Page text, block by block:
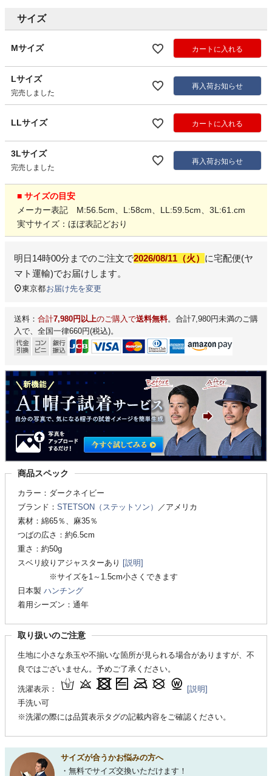
サイズ
Mサイズ カートに入れる
Lサイズ
完売しました
再入荷お知らせ
LLサイズ カートに入れる
3Lサイズ
完売しました
再入荷お知らせ
■ サイズの目安
メーカー表記 M:56.5cm、L:58cm、LL:59.5cm、3L:61.cm
実寸サイズ：ほぼ表記どおり
明日14時00分 までのご注文で2026/08/11（火） に宅配便(ヤ
マト運輸)でお届けします。
東京都お届け先を変更
送料： 合計7,980円以上のご購入で送料無料。合計7,980円未満のご購
入で、全国一律660円(税込)。
商品スペック
カラー：ダークネイビー
ブランド： STETSON（ステットソン）
／アメリカ
素材：綿65％、麻35％
つばの広さ：約6.5cm
重さ：約50g
スベリ絞りアジャスターあり [説明]
※サイズを1～1.5cm小さくできます
日本製 ハンチング
着用シーズン：通年
取り扱いのご注意
生地に小さな糸玉や不揃いな箇所が見られる場合がありますが、不
良ではございません。予めご了承ください。
洗濯表示：
[説明]
手洗い可
※洗濯の際には品質表示タグの記載内容をご確認ください。
サイズが合うかお悩みの方へ
・無料でサイズ交換いただけます！